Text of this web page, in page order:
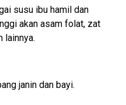
susu ibu hamil dan
akan asam folat, zat
lainnya.
janin dan bayi.